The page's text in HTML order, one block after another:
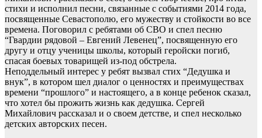
стихи и исполнил песни, связанные с событиями 2014 года,
посвященные Севастополю, его мужеству и стойкости во все
времена. Поговорил с ребятами об СВО и спел песню
“Гвардии рядовой – Евгений Левенец”, посвященную его
другу и отцу ученицы школы, который геройски погиб,
спасая боевых товарищей из-под обстрела.
Неподдельный интерес у ребят вызвал стих “Дедушка и
внук”, в котором шел диалог о ценностях и преимуществах
времени “прошлого” и настоящего, а в конце ребенок сказал,
что хотел бы прожить жизнь как дедушка. Сергей
Михайлович рассказал и о своем детстве, и спел несколько
детских авторских песен.